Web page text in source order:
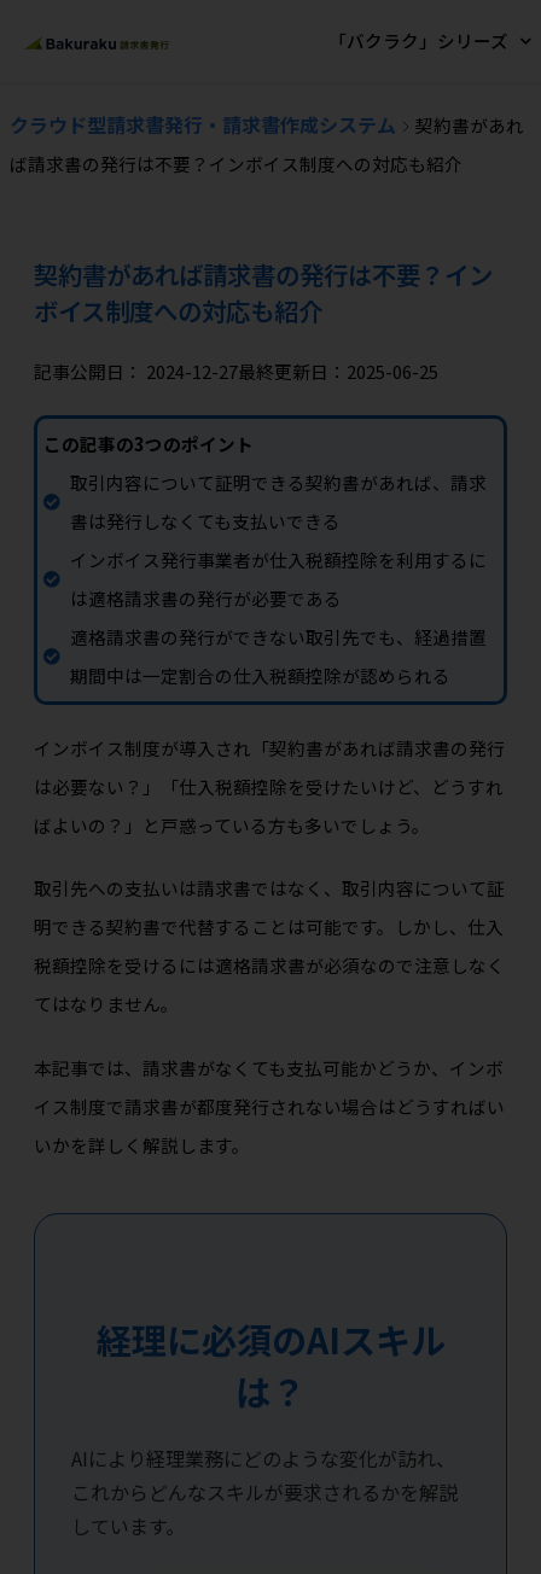
「バクラク」シリーズ
クラウド型請求書発行・請求書作成システム
契約書があれ
ば請求書の発行は不要？インボイス制度への対応も紹介
契約書があれば請求書の発行は不要？イン
ボイス制度への対応も紹介
記事公開日： 2024-12-27最終更新日：2025-06-25
この記事の3つのポイント
取引内容について証明できる契約書があれば、請求
書は発行しなくても支払いできる
インボイス発行事業者が仕入税額控除を利用するに
は適格請求書の発行が必要である
適格請求書の発行ができない取引先でも、経過措置
期間中は一定割合の仕入税額控除が認められる
インボイス制度が導入され「契約書があれば請求書の発行
は必要ない？」「仕入税額控除を受けたいけど、どうすれ
ばよいの？」と戸惑っている方も多いでしょう。
取引先への支払いは請求書ではなく、取引内容について証
明できる契約書で代替することは可能です。しかし、仕入
税額控除を受けるには適格請求書が必須なので注意しなく
てはなりません。
本記事では、請求書がなくても支払可能かどうか、インボ
イス制度で請求書が都度発行されない場合はどうすればい
いかを詳しく解説します。
経理に必須のAIスキル
は？
AIにより経理業務にどのような変化が訪れ、
これからどんなスキルが要求されるかを解説
しています。